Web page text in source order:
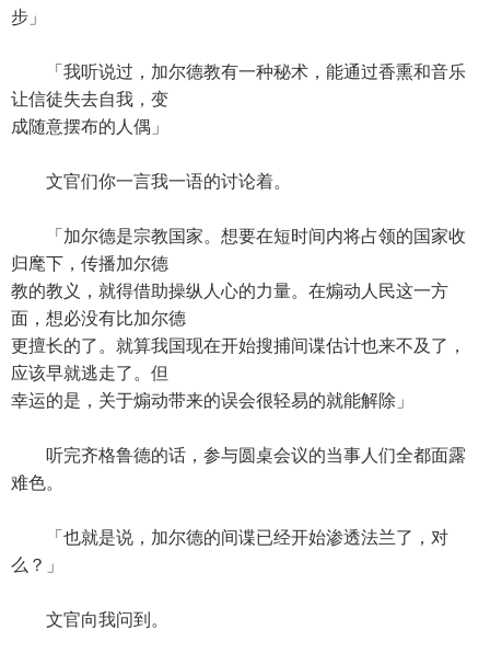
步」
「我听说过，加尔德教有一种秘术，能通过香熏和音乐
让信徒失去自我，变
成随意摆布的人偶」
文官们你一言我一语的讨论着。
「加尔德是宗教国家。想要在短时间内将占领的国家收
归麾下，传播加尔德
教的教义，就得借助操纵人心的力量。在煽动人民这一方
面，想必没有比加尔德
更擅长的了。就算我国现在开始搜捕间谍估计也来不及了，
应该早就逃走了。但
幸运的是，关于煽动带来的误会很轻易的就能解除」
听完齐格鲁德的话，参与圆桌会议的当事人们全都面露
难色。
「也就是说，加尔德的间谍已经开始渗透法兰了，对
么？」
文官向我问到。